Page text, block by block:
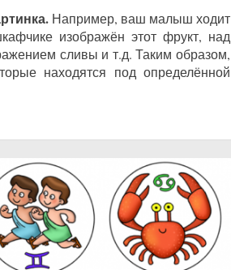
Например, ваш малыш ходит
изображён этот фрукт, над
сливы и т.д. Таким образом,
находятся под определённой